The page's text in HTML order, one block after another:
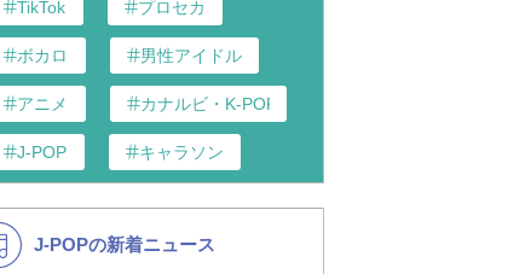
TikTok プロセカ
ボカロ 男性アイドル
アニメ カナルビ・K-POP和訳
J-POP キャラソン
K-POP 洋楽
J-POPの新着ニュース